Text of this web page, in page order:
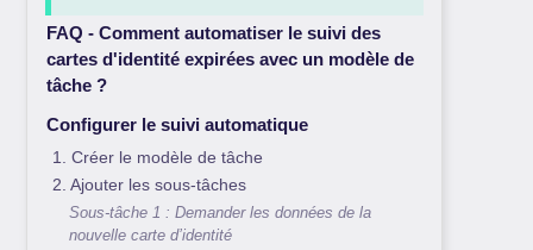
FAQ - Comment automatiser le suivi des
cartes d'identité expirées avec un modèle de
tâche ?
Configurer le suivi automatique
1. Créer le modèle de tâche
2. Ajouter les sous-tâches
Sous-tâche 1 : Demander les données de la
nouvelle carte d’identité